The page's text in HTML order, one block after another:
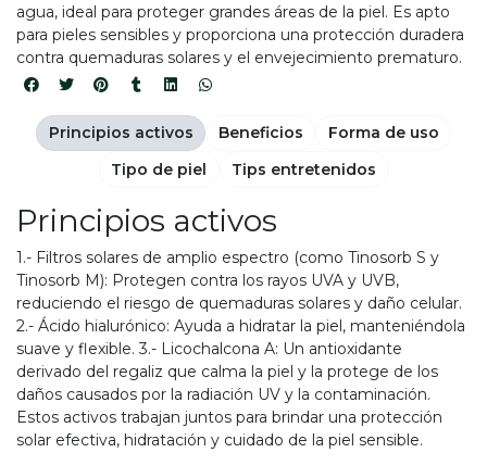
agua, ideal para proteger grandes áreas de la piel. Es apto
para pieles sensibles y proporciona una protección duradera
contra quemaduras solares y el envejecimiento prematuro.
Principios activos
1.- Filtros solares de amplio espectro (como Tinosorb S y
Tinosorb M): Protegen contra los rayos UVA y UVB,
reduciendo el riesgo de quemaduras solares y daño celular.
2.- Ácido hialurónico: Ayuda a hidratar la piel, manteniéndola
suave y flexible. 3.- Licochalcona A: Un antioxidante
derivado del regaliz que calma la piel y la protege de los
daños causados por la radiación UV y la contaminación.
Estos activos trabajan juntos para brindar una protección
solar efectiva, hidratación y cuidado de la piel sensible.
Principios activos Beneficios
Forma de uso
Tipo de piel
Tips entretenidos